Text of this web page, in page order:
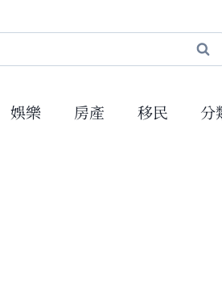
娛樂 房產 移民 分